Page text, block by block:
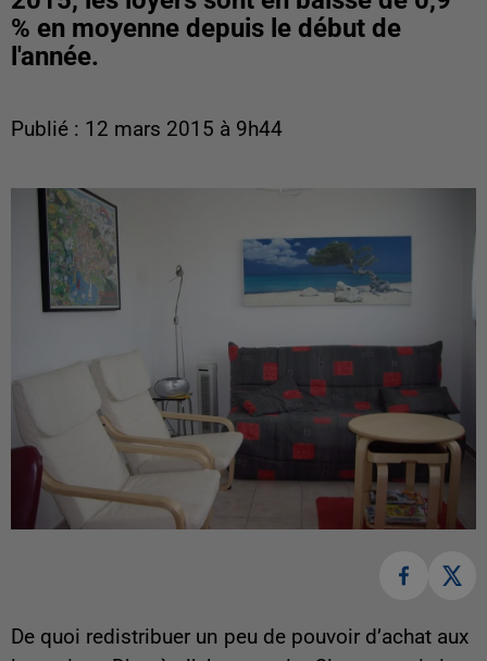
% en moyenne depuis le début de
l'année.
Publié : 12 mars 2015 à 9h44
De quoi redistribuer un peu de pouvoir d’achat aux